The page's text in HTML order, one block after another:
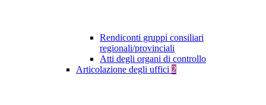
Rendiconti gruppi consiliari
regionali/provinciali
Atti degli organi di controllo
Articolazione degli uffici 2